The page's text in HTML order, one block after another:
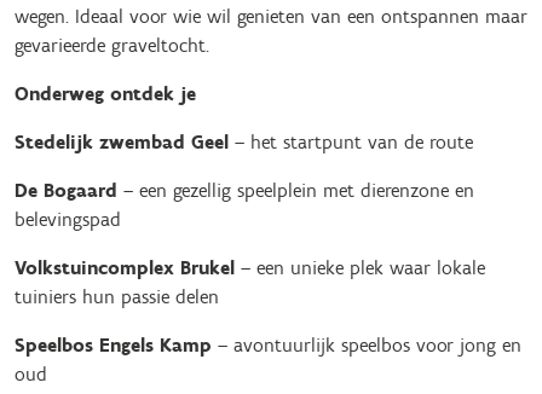
wegen. Ideaal voor wie wil genieten van een ontspannen maar
gevarieerde graveltocht.
Onderweg ontdek je
Stedelijk zwembad Geel – het startpunt van de route
De Bogaard – een gezellig speelplein met dierenzone en
belevingspad
Volkstuincomplex Brukel – een unieke plek waar lokale
tuiniers hun passie delen
Speelbos Engels Kamp – avontuurlijk speelbos voor jong en
oud